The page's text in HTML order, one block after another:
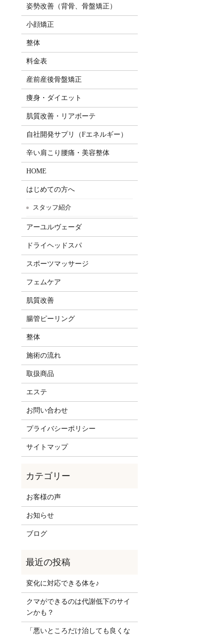
姿勢改善（背骨、骨盤矯正）
小顔矯正
整体
料金表
産前産後骨盤矯正
痩身・ダイエット
肌質改善・リアボーテ
自社開発サプリ（Fエネルギー）
辛い肩こり腰痛・美容整体
HOME
はじめての方へ
スタッフ紹介
アーユルヴェーダ
ドライヘッドスパ
スポーツマッサージ
フェムケア
肌質改善
腸管ピーリング
整体
施術の流れ
取扱商品
エステ
お問い合わせ
プライバシーポリシー
サイトマップ
お客様の声
お知らせ
ブログ
変化に対応できる体を♪
クマができるのは代謝低下のサイ
ンかも？
「悪いところだけ治しても良くな